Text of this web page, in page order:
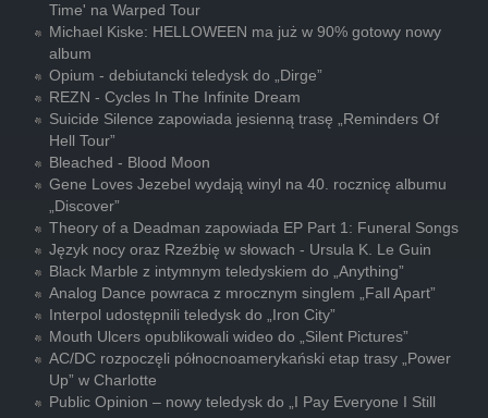
Time' na Warped Tour
Michael Kiske: HELLOWEEN ma już w 90% gotowy nowy
album
Opium - debiutancki teledysk do „Dirge”
REZN - Cycles In The Infinite Dream
Suicide Silence zapowiada jesienną trasę „Reminders Of
Hell Tour”
Bleached - Blood Moon
Gene Loves Jezebel wydają winyl na 40. rocznicę albumu
„Discover”
Theory of a Deadman zapowiada EP Part 1: Funeral Songs
Język nocy oraz Rzeźbię w słowach - Ursula K. Le Guin
Black Marble z intymnym teledyskiem do „Anything”
Analog Dance powraca z mrocznym singlem „Fall Apart”
Interpol udostępnili teledysk do „Iron City”
Mouth Ulcers opublikowali wideo do „Silent Pictures”
AC/DC rozpoczęli północnoamerykański etap trasy „Power
Up” w Charlotte
Public Opinion – nowy teledysk do „I Pay Everyone I Still